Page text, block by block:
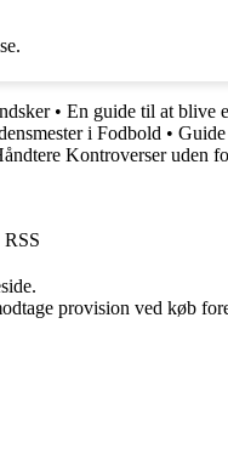
• En guide til at blive
i Fodbold •
Kontroverser uden
RSS
provision ved køb